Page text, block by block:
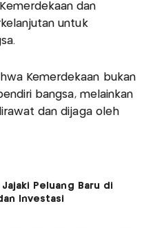
dan
untuk
Kemerdekaan bukan
bangsa, melainkan
dan dijaga oleh
Jajaki Peluang Baru di
Investasi